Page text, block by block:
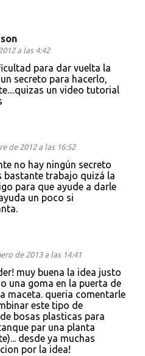
a las 4:42
para dar vuelta la
secreto para hacerlo,
un video tutorial
de 2012 a las 16:52
no hay ningún secreto
bastante trabajo quizá la
para que ayude a darle
un poco si
de 2013 a las 14:41
muy buena la idea justo
una goma en la puerta de
maceta. queria comentarle
este tipo de
bosas plasticas para
par una planta
desde ya muchas
por la idea!